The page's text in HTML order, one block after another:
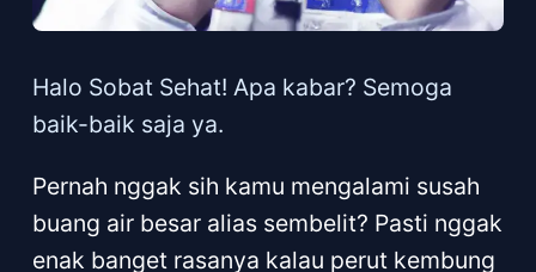
Halo Sobat Sehat! Apa kabar? Semoga
baik-baik saja ya.
Pernah nggak sih kamu mengalami susah
buang air besar alias sembelit? Pasti nggak
enak banget rasanya kalau perut kembung